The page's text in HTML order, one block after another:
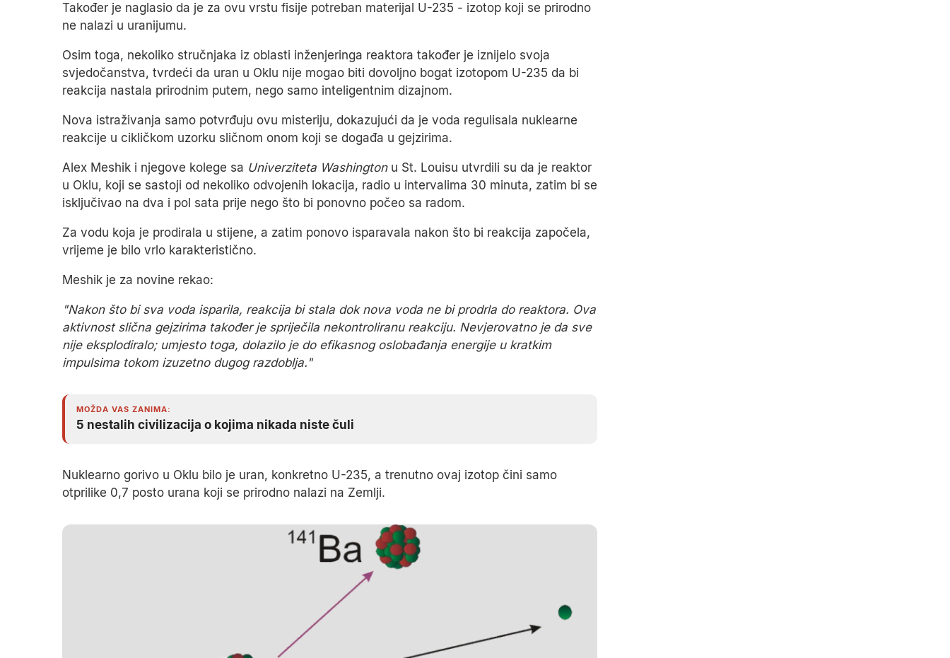
Također je naglasio da je za ovu vrstu fisije potreban materijal U-235 - izotop koji se prirodno
ne nalazi u uranijumu.
Osim toga, nekoliko stručnjaka iz oblasti inženjeringa reaktora također je iznijelo svoja
svjedočanstva, tvrdeći da uran u Oklu nije mogao biti dovoljno bogat izotopom U-235 da bi
reakcija nastala prirodnim putem, nego samo inteligentnim dizajnom.
Nova istraživanja samo potvrđuju ovu misteriju, dokazujući da je voda regulisala nuklearne
reakcije u cikličkom uzorku sličnom onom koji se događa u gejzirima.
Alex Meshik i njegove kolege sa Univerziteta Washingtonu St. Louisu utvrdili su da je reaktor
u Oklu, koji se sastoji od nekoliko odvojenih lokacija, radio u intervalima 30 minuta, zatim bi se
isključivao na dva i pol sata prije nego što bi ponovno počeo sa radom.
Za vodu koja je prodirala u stijene, a zatim ponovo isparavala nakon što bi reakcija započela,
vrijeme je bilo vrlo karakteristično.
Meshik je za novine rekao:
"Nakon što bi sva voda isparila, reakcija bi stala dok nova voda ne bi prodrla do reaktora. Ova
aktivnost slična gejzirima također je spriječila nekontroliranu reakciju. Nevjerovatno je da sve
nije eksplodiralo; umjesto toga, dolazilo je do efikasnog oslobađanja energije u kratkim
impulsima tokom izuzetno dugog razdoblja."
MOŽDA VAS ZANIMA:
5 nestalih civilizacija o kojima nikada niste čuli
Nuklearno gorivo u Oklu bilo je uran, konkretno U-235, a trenutno ovaj izotop čini samo
otprilike 0,7 posto urana koji se prirodno nalazi na Zemlji.